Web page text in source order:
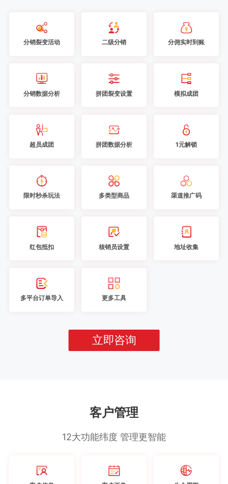
分销裂变活动 二级分销 分佣实时到账
分销数据分析 拼团裂变设置 模拟成团
超员成团 拼团数据分析 1元解锁
限时秒杀玩法 多类型商品 渠道推广码
红包抵扣 核销员设置 地址收集
多平台订单导入 更多工具
立即咨询
客户管理
12大功能纬度 管理更智能